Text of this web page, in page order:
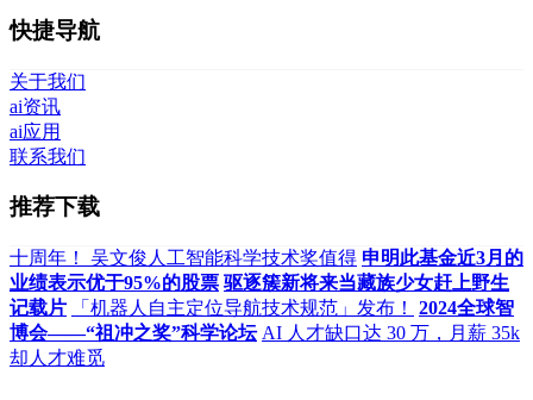
快捷导航
关于我们
ai资讯
ai应用
联系我们
推荐下载
十周年！ 吴文俊人工智能科学技术奖值得 申明此基金近3月的
业绩表示优于95%的股票 驱逐簇新将来当藏族少女赶上野生
记载片
「机器人自主定位导航技术规范」发布！
2024全球智
博会——“祖冲之奖”科学论坛 AI 人才缺口达 30 万，月薪 35k
却人才难觅